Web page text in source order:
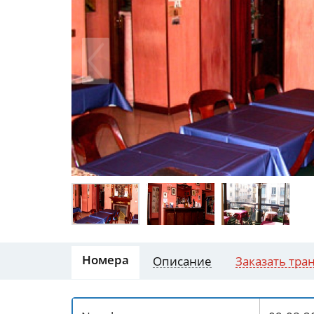
Номера Описание Заказать